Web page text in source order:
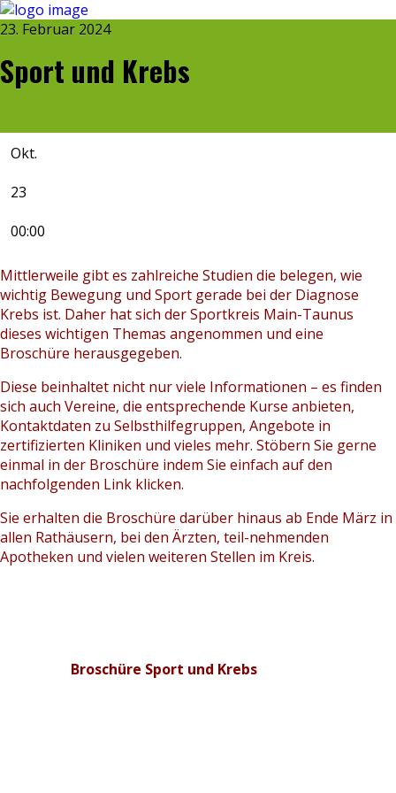
23. Februar 2024
Sport und Krebs
Okt.
23
00:00
Mittlerweile gibt es zahlreiche Studien die belegen, wie
wichtig Bewegung und Sport gerade bei der Diagnose
Krebs ist. Daher hat sich der Sportkreis Main-Taunus
dieses wichtigen Themas angenommen und eine
Broschüre herausgegeben.
Diese beinhaltet nicht nur viele Informationen – es finden
sich auch Vereine, die entsprechende Kurse anbieten,
Kontaktdaten zu Selbsthilfegruppen, Angebote in
zertifizierten Kliniken und vieles mehr. Stöbern Sie gerne
einmal in der Broschüre indem Sie einfach auf den
nachfolgenden Link klicken.
Sie erhalten die Broschüre darüber hinaus ab Ende März in
allen Rathäusern, bei den Ärzten, teil-nehmenden
Apotheken und vielen weiteren Stellen im Kreis.
Broschüre Sport und Krebs